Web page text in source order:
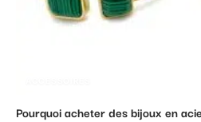
Pourquoi acheter des bijoux en